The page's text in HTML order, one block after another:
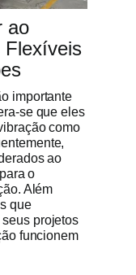
ao
Flexíveis
importante
se que eles
como
ao
o
Além
que
projetos
funcionem